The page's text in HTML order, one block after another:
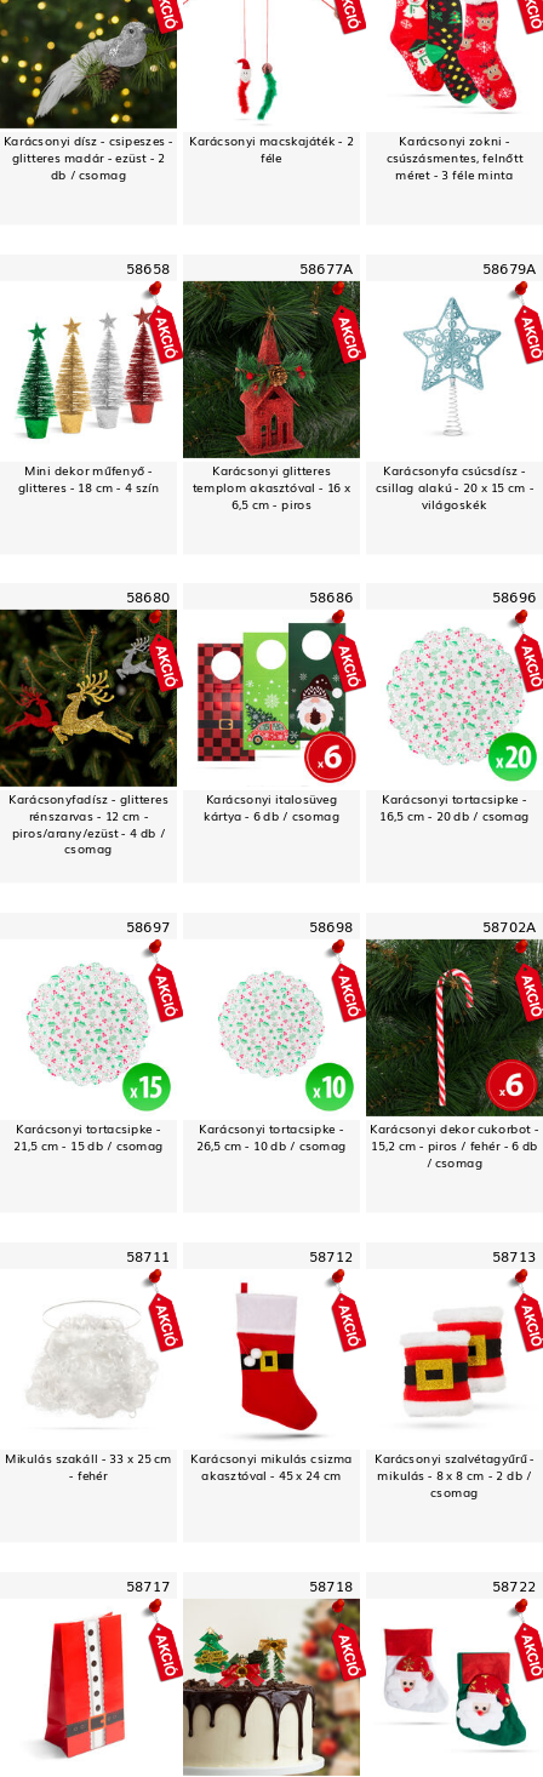
Karácsonyi dísz - csipeszes -
glitteres madár - ezüst - 2
db / csomag
Karácsonyi macskajáték - 2
féle
Karácsonyi zokni -
csúszásmentes, felnőtt
méret - 3 féle minta
58658
Mini dekor műfenyő -
glitteres - 18 cm - 4 szín
58677A
Karácsonyi glitteres
templom akasztóval - 16 x
6,5 cm - piros
58679A
Karácsonyfa csúcsdísz -
csillag alakú - 20 x 15 cm -
világoskék
58680
Karácsonyfadísz - glitteres
rénszarvas - 12 cm -
piros/arany/ezüst - 4 db /
csomag
58686
Karácsonyi italosüveg
kártya - 6 db / csomag
58696
Karácsonyi tortacsipke -
16,5 cm - 20 db / csomag
58697
Karácsonyi tortacsipke -
21,5 cm - 15 db / csomag
58698
Karácsonyi tortacsipke -
26,5 cm - 10 db / csomag
58702A
Karácsonyi dekor cukorbot -
15,2 cm - piros / fehér - 6 db
/ csomag
58711
Mikulás szakáll - 33 x 25 cm
- fehér
58712
Karácsonyi mikulás csizma
akasztóval - 45 x 24 cm
58713
Karácsonyi szalvétagyűrű -
mikulás - 8 x 8 cm - 2 db /
csomag
58717 58718 58722